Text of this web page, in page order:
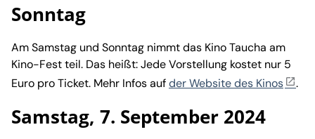
Sonntag
Am Samstag und Sonntag nimmt das Kino Taucha am
Kino-Fest teil. Das heißt: Jede Vorstellung kostet nur 5
Euro pro Ticket. Mehr Infos aufder Website des Kinos .
Samstag, 7. September 2024